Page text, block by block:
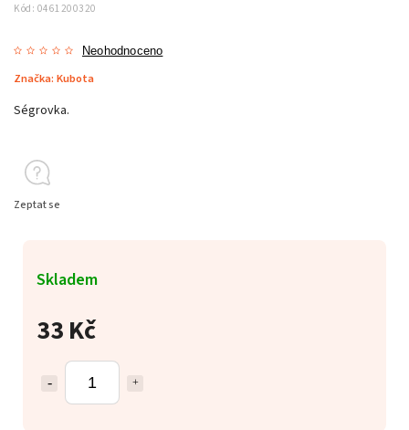
Kód: 0461200320
Neohodnoceno
Značka: Kubota
33 Kč
Skladem
Ségrovka.
Zeptat se